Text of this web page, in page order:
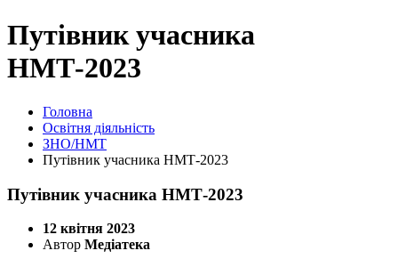
Путівник учасника
НМТ-2023
Головна
Освітня діяльність
ЗНО/НМТ
Путівник учасника НМТ-2023
Путівник учасника НМТ-2023
12 квітня 2023
Автор Медіатека